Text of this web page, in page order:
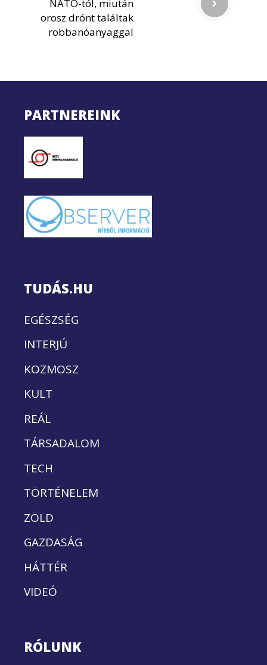
NATO-tól, miután
orosz drónt találtak
robbanóanyaggal
PARTNEREINK
TUDÁS.HU
EGÉSZSÉG
INTERJÚ
KOZMOSZ
KULT
REÁL
TÁRSADALOM
TECH
TÖRTÉNELEM
ZÖLD
GAZDASÁG
HÁTTÉR
VIDEÓ
RÓLUNK